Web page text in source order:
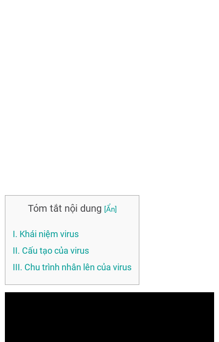
Tóm tắt nội dung
I. Khái niệm virus
II. Cấu tạo của virus
III. Chu trình nhân lên của virus